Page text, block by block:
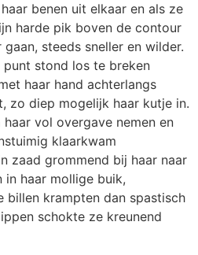
benen uit elkaar en als ze
harde pik boven de contour
steeds sneller en wilder.
stond los te breken
haar hand achterlangs
zo diep mogelijk haar kutje in.
vol overgave nemen en
klaarkwam
zaad grommend bij haar naar
in haar mollige buik,
billen krampten dan spastisch
schokte ze kreunend